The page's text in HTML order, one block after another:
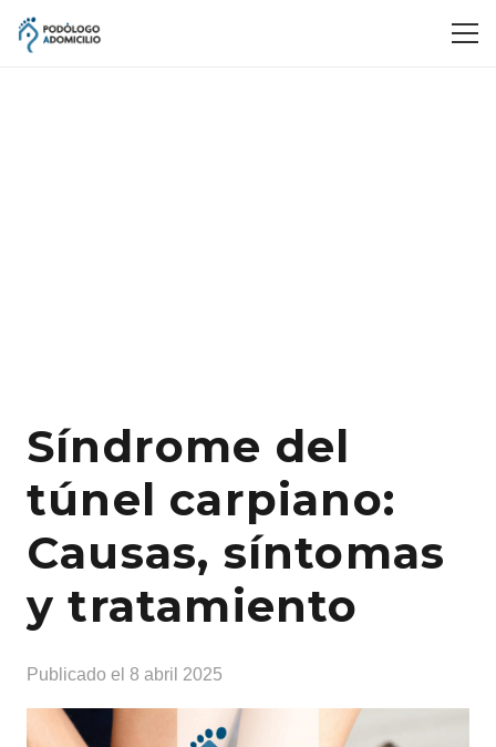
Síndrome del
túnel carpiano:
Causas, síntomas
y tratamiento
Publicado el 8 abril 2025